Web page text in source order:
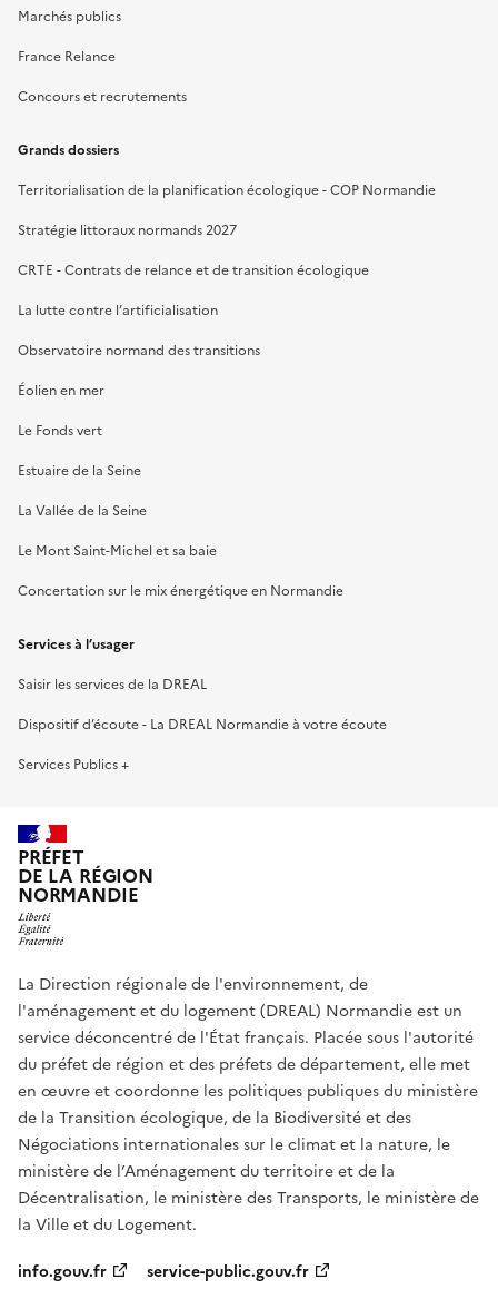
Marchés publics
France Relance
Concours et recrutements
Grands dossiers
Territorialisation de la planification écologique - COP Normandie
Stratégie littoraux normands 2027
CRTE - Contrats de relance et de transition écologique
La lutte contre l’artificialisation
Observatoire normand des transitions
Éolien en mer
Le Fonds vert
Estuaire de la Seine
La Vallée de la Seine
Le Mont Saint-Michel et sa baie
Concertation sur le mix énergétique en Normandie
Services à l’usager
Saisir les services de la DREAL
Dispositif d’écoute - La DREAL Normandie à votre écoute
Services Publics +
PRÉFET
DE LA RÉGION
NORMANDIE
La Direction régionale de l'environnement, de
l'aménagement et du logement (DREAL) Normandie est un
service déconcentré de l'État français. Placée sous l'autorité
du préfet de région et des préfets de département, elle met
en œuvre et coordonne les politiques publiques du ministère
de la Transition écologique, de la Biodiversité et des
Négociations internationales sur le climat et la nature, le
ministère de l’Aménagement du territoire et de la
Décentralisation, le ministère des Transports, le ministère de
la Ville et du Logement.
info.gouv.fr
service-public.gouv.fr